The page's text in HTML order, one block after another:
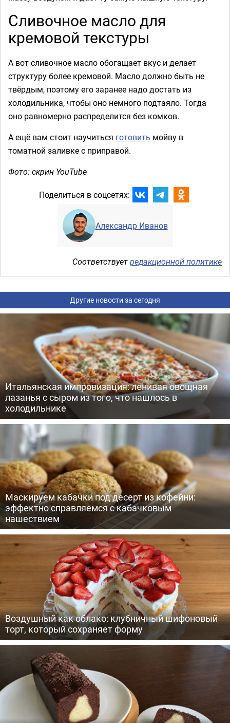
Сливочное масло для
кремовой текстуры
А вот сливочное масло обогащает вкус и делает
структуру более кремовой. Масло должно быть не
твёрдым, поэтому его заранее надо достать из
холодильника, чтобы оно немного подтаяло. Тогда
оно равномерно распределится без комков.
А ещё вам стоит научиться готовить мойву в
томатной заливке с приправой.
Фото: скрин YouTube
Поделиться в соцсетях:
Александр Иванов
Соответствуетредакционной политике
Другие новости за сегодня
Итальянская импровизация: ленивая овощная
лазанья с сыром из того, что нашлось в
холодильнике
Маскируем кабачки под десерт из кофейни:
эффектно справляемся с кабачковым
нашествием
Воздушный как облако: клубничный шифоновый
торт, который сохраняет форму